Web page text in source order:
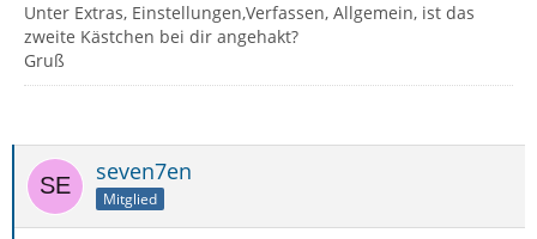
Unter Extras, Einstellungen,Verfassen, Allgemein, ist das
zweite Kästchen bei dir angehakt?
Gruß
seven7en
Mitglied